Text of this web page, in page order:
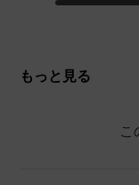
もっと見る
こ